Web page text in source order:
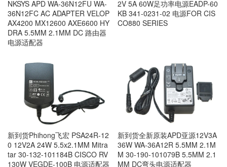
NKSYS APD WA-36N12FU WA-
36N12FC AC ADAPTER VELOP
AX4200 MX12600 AXE6600 HY
DRA 5.5MM 2.1MM DC 路由器
电源适配器
2V 5A 60W足功率电源EADP-60
KB 341-0231-02 电源FOR CIS
CO880 SERIES
新到货Phihong飞宏 PSA24R-12
0 12V2A 24W 5.5x2.1MM Mitra
tar 30-132-101184B CISCO RV
130W VEGDE-100B 电源适配器
新到货全新原装APD亚源12V3A
36W WA-36A12R 5.5MM 2.1M
M 30-190-101079B 5.5MM 2.1
MM DC弯头电源适配器